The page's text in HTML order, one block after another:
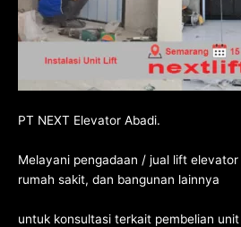
PT NEXT Elevator Abadi.
Melayani pengadaan / jual lift
rumah sakit, dan bangunan lainnya
untuk konsultasi terkait pembelian